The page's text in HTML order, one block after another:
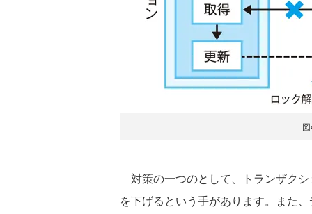
対策の一つのとして、トランザク
を下げるという手があります。また